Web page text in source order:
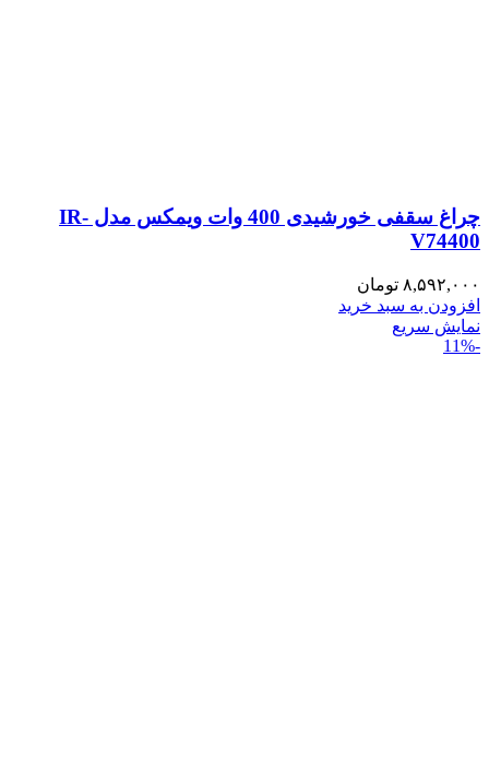
چراغ سقفی خورشیدی 400 وات ویمکس مدل IR-
V74400
۸,۵۹۲,۰۰۰ تومان
افزودن به سبد خرید
نمایش سریع
-11%